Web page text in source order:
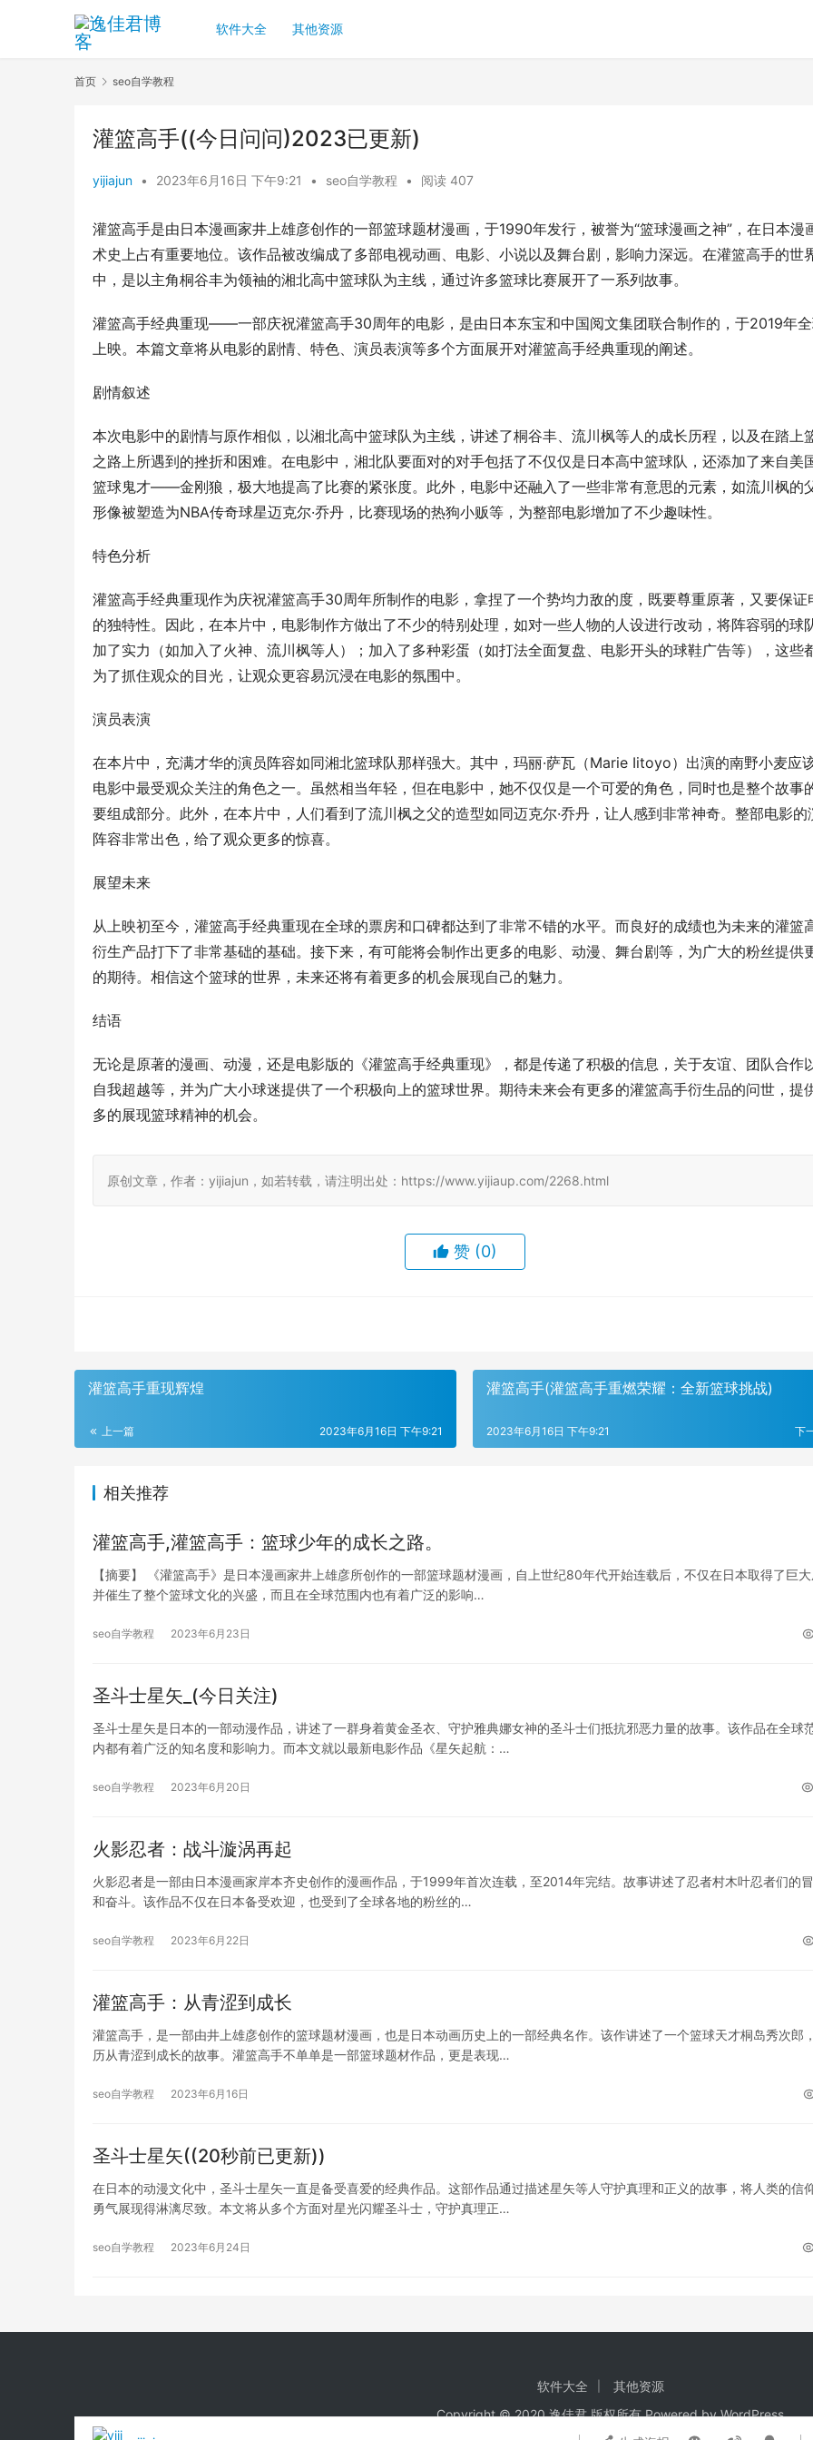
软件大全 其他资源
首页 seo自学教程
灌篮高手((今日问问)2023已更新)
yijiajun • 2023年6月16日 下午9:21 • seo自学教程 • 阅读 407
灌篮高手是由日本漫画家井上雄彦创作的一部篮球题材漫画，于1990年发行，被誉为“篮球漫画之神”，在日本漫
术史上占有重要地位。该作品被改编成了多部电视动画、电影、小说以及舞台剧，影响力深远。在灌篮高手的世
中，是以主角桐谷丰为领袖的湘北高中篮球队为主线，通过许多篮球比赛展开了一系列故事。
灌篮高手经典重现——一部庆祝灌篮高手30周年的电影，是由日本东宝和中国阅文集团联合制作的，于2019年
上映。本篇文章将从电影的剧情、特色、演员表演等多个方面展开对灌篮高手经典重现的阐述。
剧情叙述
本次电影中的剧情与原作相似，以湘北高中篮球队为主线，讲述了桐谷丰、流川枫等人的成长历程，以及在踏上
之路上所遇到的挫折和困难。在电影中，湘北队要面对的对手包括了不仅仅是日本高中篮球队，还添加了来自美
篮球鬼才——金刚狼，极大地提高了比赛的紧张度。此外，电影中还融入了一些非常有意思的元素，如流川枫的
形像被塑造为NBA传奇球星迈克尔·乔丹，比赛现场的热狗小贩等，为整部电影增加了不少趣味性。
特色分析
灌篮高手经典重现作为庆祝灌篮高手30周年所制作的电影，拿捏了一个势均力敌的度，既要尊重原著，又要保证
的独特性。因此，在本片中，电影制作方做出了不少的特别处理，如对一些人物的人设进行改动，将阵容弱的球
加了实力（如加入了火神、流川枫等人）；加入了多种彩蛋（如打法全面复盘、电影开头的球鞋广告等），这些
为了抓住观众的目光，让观众更容易沉浸在电影的氛围中。
演员表演
在本片中，充满才华的演员阵容如同湘北篮球队那样强大。其中，玛丽·萨瓦（Marie Iitoyo）出演的南野小麦应
电影中最受观众关注的角色之一。虽然相当年轻，但在电影中，她不仅仅是一个可爱的角色，同时也是整个故事
要组成部分。此外，在本片中，人们看到了流川枫之父的造型如同迈克尔·乔丹，让人感到非常神奇。整部电影的
阵容非常出色，给了观众更多的惊喜。
展望未来
从上映初至今，灌篮高手经典重现在全球的票房和口碑都达到了非常不错的水平。而良好的成绩也为未来的灌篮
衍生产品打下了非常基础的基础。接下来，有可能将会制作出更多的电影、动漫、舞台剧等，为广大的粉丝提供
的期待。相信这个篮球的世界，未来还将有着更多的机会展现自己的魅力。
结语
无论是原著的漫画、动漫，还是电影版的《灌篮高手经典重现》，都是传递了积极的信息，关于友谊、团队合作
自我超越等，并为广大小球迷提供了一个积极向上的篮球世界。期待未来会有更多的灌篮高手衍生品的问世，提
多的展现篮球精神的机会。
原创文章，作者：yijiajun，如若转载，请注明出处：https://www.yijiaup.com/2268.html
赞 (0)
灌篮高手重现辉煌
上一篇 2023年6月16日 下午9:21
灌篮高手(灌篮高手重燃荣耀：全新篮球挑战)
下
2023年6月16日 下午9:21
相关推荐
灌篮高手,灌篮高手：篮球少年的成长之路。
【摘要】 《灌篮高手》是日本漫画家井上雄彦所创作的一部篮球题材漫画，自上世纪80年代开始连载后，不仅在日本取得了巨
并催生了整个篮球文化的兴盛，而且在全球范围内也有着广泛的影响…
seo自学教程 2023年6月23日
圣斗士星矢_(今日关注)
圣斗士星矢是日本的一部动漫作品，讲述了一群身着黄金圣衣、守护雅典娜女神的圣斗士们抵抗邪恶力量的故事。该作品在全球
内都有着广泛的知名度和影响力。而本文就以最新电影作品《星矢起航：…
seo自学教程 2023年6月20日
火影忍者：战斗漩涡再起
火影忍者是一部由日本漫画家岸本齐史创作的漫画作品，于1999年首次连载，至2014年完结。故事讲述了忍者村木叶忍者们的
和奋斗。该作品不仅在日本备受欢迎，也受到了全球各地的粉丝的…
seo自学教程 2023年6月22日
灌篮高手：从青涩到成长
灌篮高手，是一部由井上雄彦创作的篮球题材漫画，也是日本动画历史上的一部经典名作。该作讲述了一个篮球天才桐岛秀次郎
历从青涩到成长的故事。灌篮高手不单单是一部篮球题材作品，更是表现…
seo自学教程 2023年6月16日
圣斗士星矢((20秒前已更新))
在日本的动漫文化中，圣斗士星矢一直是备受喜爱的经典作品。这部作品通过描述星矢等人守护真理和正义的故事，将人类的信
勇气展现得淋漓尽致。本文将从多个方面对星光闪耀圣斗士，守护真理正…
seo自学教程 2023年6月24日
软件大全
其他资源
Copyright © 2020 逸佳君 版权所有 Powered byWordPress